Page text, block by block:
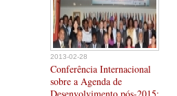
2013-02-28
Conferência Internacional
sobre a Agenda de